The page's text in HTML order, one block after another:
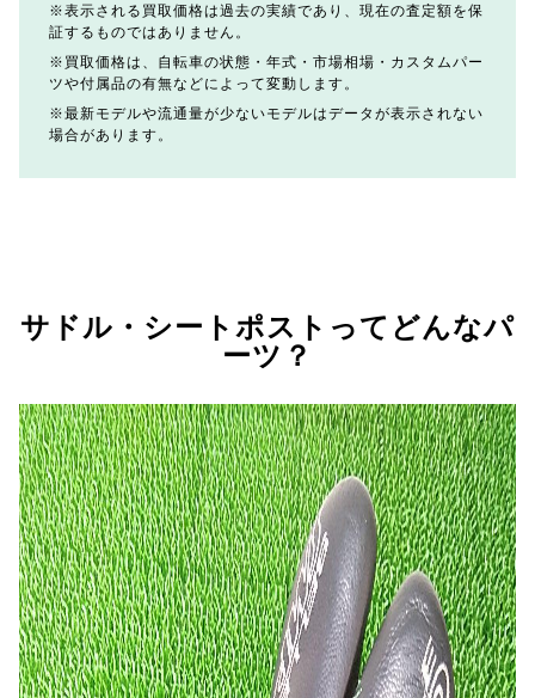
表示される買取価格は過去の実績であり、現在の査定額を保
証するものではありません。
買取価格は、自転車の状態・年式・市場相場・カスタムパー
ツや付属品の有無などによって変動します。
最新モデルや流通量が少ないモデルはデータが表示されない
場合があります。
サドル・シートポストってどんなパ
ーツ？